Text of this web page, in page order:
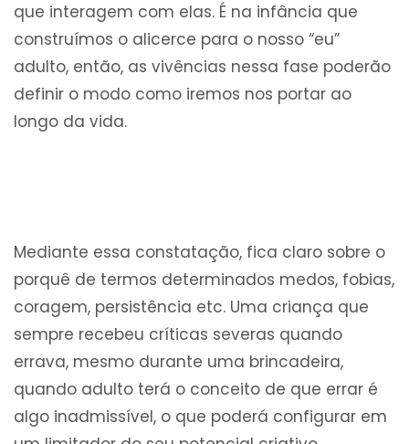
que interagem com elas. É na infância que
construímos o alicerce para o nosso “eu”
adulto, então, as vivências nessa fase poderão
definir o modo como iremos nos portar ao
longo da vida.
Mediante essa constatação, fica claro sobre o
porquê de termos determinados medos, fobias,
coragem, persistência etc. Uma criança que
sempre recebeu críticas severas quando
errava, mesmo durante uma brincadeira,
quando adulto terá o conceito de que errar é
algo inadmissível, o que poderá configurar em